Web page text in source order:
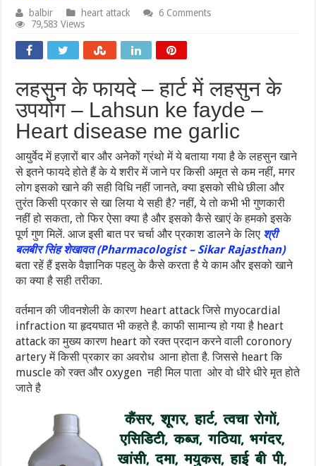
balbir heart attack
6 Comments
79,583 Views
लहसुन के फायदे – हार्ट में लहसुन के
उपयोग – Lahsun ke fayde –
Heart disease me garlic
आयुर्वेद में हज़ारों बार और अनेकों ग्रंथो में ये बताया गया है के लहसुन खाने
से इतने फायदे होते हैं के ये शरीर में जाने पर किसी अमृत से कम नहीं, मगर
लोग इसको खाने की सही विधि नहीं जानते, क्या इसको सीधे छीला और
तुरंत किसी प्रकार से खा लिया ये सही है? नहीं, ये तो कभी भी गुणकारी
नहीं हो सकता, तो फिर ऐसा क्या है और इसको कैसे खाएं के हमको इसके
पूर्ण गुण मिलें. आज इसी बात पर चर्चा और प्रकाश डालने के लिए श्री
बलबीर सिंह शेखावत (Pharmacologist – Sikar Rajasthan)
बता रहें हैं इसके वैज्ञानिक पहलु के कैसे करता है ये काम और इसको खाने
का क्या है सही तरीका.
वर्तमान की जीवनशेली के कारण heart attack जिसे myocardial
infraction या हृदयघात भी कहते है. काफी सामान्य हो गया है heart
attack का मुख्य कारण heart को रक्त प्रदान करने वाली coronory
artery में किसी प्रकार का अवरोध आना होता है. जिससे heart कि
muscle को रक्त और oxygen नही मिल पाता ओर वो धीरे धीरे मृत होते
जाते है